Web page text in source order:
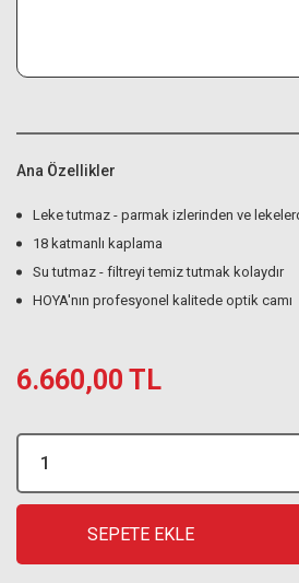
Ana Özellikler
Leke tutmaz - parmak izlerinden ve
18 katmanlı kaplama
Su tutmaz - filtreyi temiz tutmak kolaydır
HOYA'nın profesyonel kalitede optik camı
6.660,00 TL
SEPETE EKLE